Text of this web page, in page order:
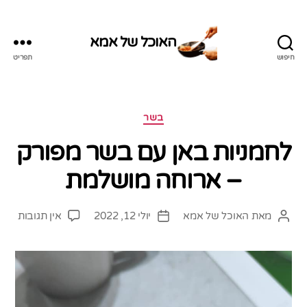
חיפוש
האוכל של אמא
תפריט
קטגוריותבשר
לחמניות באן עם בשר מפורק
– ארוחה מושלמת
המחבר
מאת האוכל של אמא
תאריך
יולי 12, 2022 אין תגובות
עם